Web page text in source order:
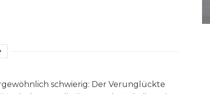
schwierig: Der Verunglückte